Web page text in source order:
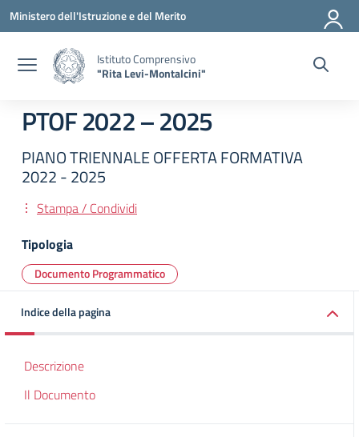
Vai ai contenuti
Vai al menu di navigazione
Vai al footer
Ministero dell'Istruzione e del Merito
Istituto Comprensivo
"Rita Levi-Montalcini"
PTOF 2022 – 2025
PIANO TRIENNALE OFFERTA FORMATIVA
2022 - 2025
Stampa / Condividi
Tipologia
Documento Programmatico
Indice della pagina
Descrizione
Il Documento